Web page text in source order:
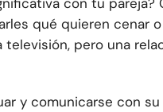
qué quieren cenar
televisión, pero una
y comunicarse con su